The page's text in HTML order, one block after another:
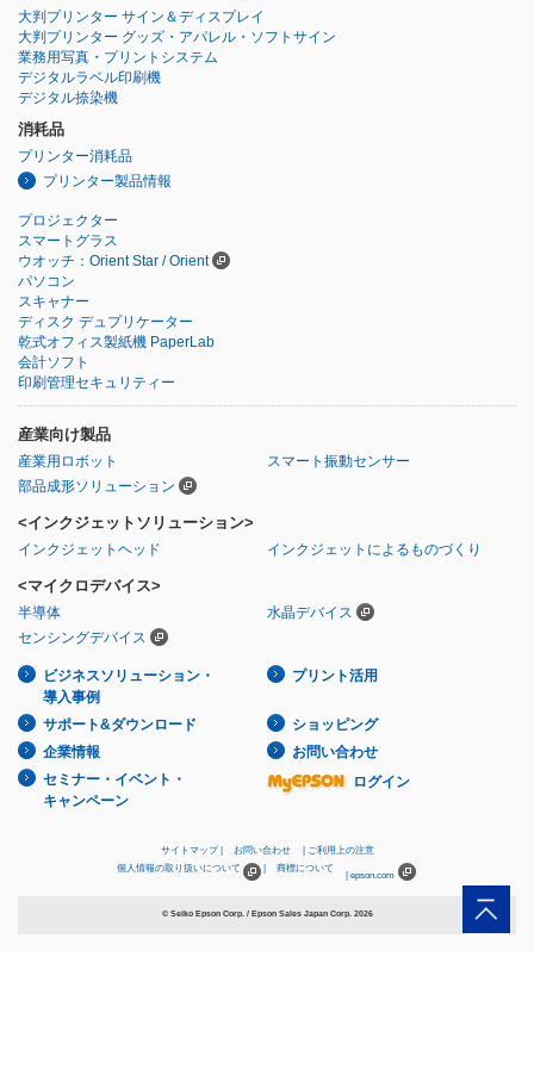
大判プリンター サイン＆ディスプレイ
大判プリンター グッズ・アパレル・ソフトサイン
業務用写真・プリントシステム
デジタルラベル印刷機
デジタル捺染機
消耗品
プリンター消耗品
プリンター製品情報
プロジェクター
スマートグラス
ウオッチ：Orient Star / Orient
パソコン
スキャナー
ディスク デュプリケーター
乾式オフィス製紙機 PaperLab
会計ソフト
印刷管理セキュリティー
産業向け製品
産業用ロボット
スマート振動センサー
部品成形ソリューション
<インクジェットソリューション>
インクジェットヘッド インクジェットによるものづくり
<マイクロデバイス>
半導体
水晶デバイス
センシングデバイス
ビジネスソリューション・
導入事例
プリント活用
サポート&ダウンロード
ショッピング
企業情報
お問い合わせ
セミナー・イベント・
キャンペーン
ログイン
サイトマップ お問い合わせ
ご利用上の注意
個人情報の取り扱いについて
商標について
epson.com
© Seiko Epson Corp. / Epson Sales Japan Corp. 2026